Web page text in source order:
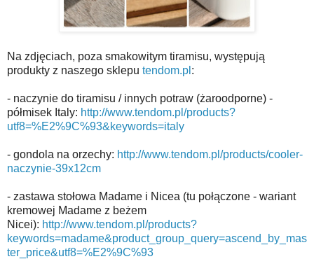
Na zdjęciach, poza smakowitym tiramisu, występują
produkty z naszego sklepu tendom.pl :
- naczynie do tiramisu / innych potraw (żaroodporne) -
półmisek Italy: http://www.tendom.pl/products?
utf8=%E2%9C%93&keywords=italy
- gondola na orzechy: http://www.tendom.pl/products/cooler-
naczynie-39x12cm
- zastawa stołowa Madame i Nicea (tu połączone - wariant
kremowej Madame z beżem
Nicei): http://www.tendom.pl/products?
keywords=madame&product_group_query=ascend_by_mas
ter_price&utf8=%E2%9C%93